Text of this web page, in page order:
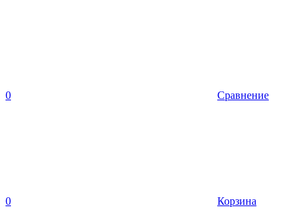
0 Сравнение
0 Корзина